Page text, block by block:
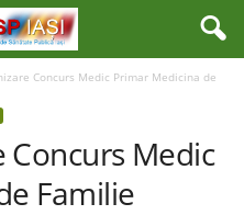
Concurs Medic Primar Medicina de
Medic
Familie